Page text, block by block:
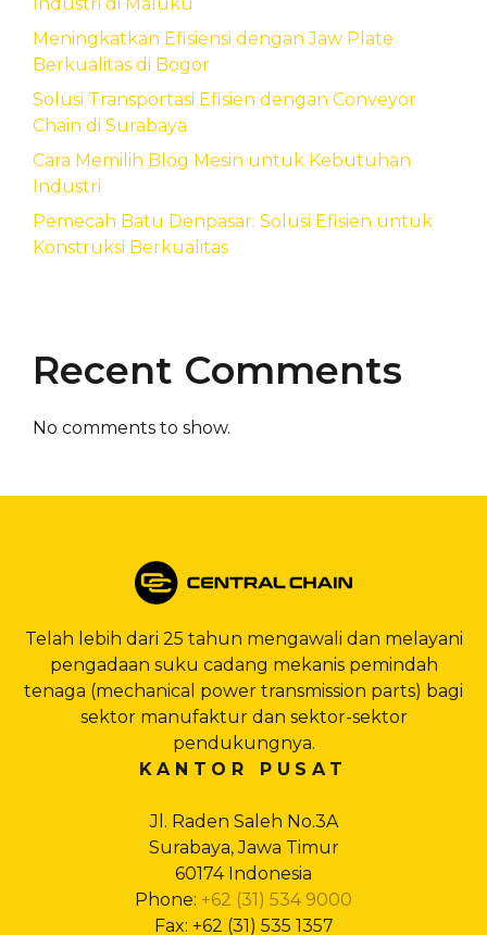
Meningkatkan Efisiensi dengan Jaw Plate
Berkualitas di Bogor
Solusi Transportasi Efisien dengan Conveyor
Chain di Surabaya
Cara Memilih Blog Mesin untuk Kebutuhan
Industri
Pemecah Batu Denpasar: Solusi Efisien untuk
Konstruksi Berkualitas
Recent Comments
No comments to show.
Telah lebih dari 25 tahun mengawali dan melayani
pengadaan suku cadang mekanis pemindah
tenaga (mechanical power transmission parts) bagi
sektor manufaktur dan sektor-sektor
pendukungnya.
KANTOR PUSAT
Jl. Raden Saleh No.3A
Surabaya, Jawa Timur
60174 Indonesia
Phone: +62 (31) 534 9000
Fax: +62 (31) 535 1357